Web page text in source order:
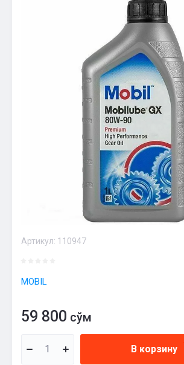
Артикул: 110947
MOBIL
59 800 сўм
В корзину